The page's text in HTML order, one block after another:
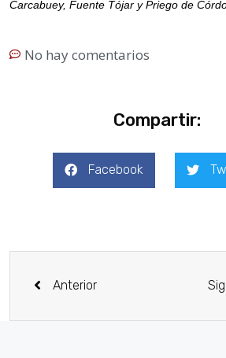
Carcabuey, Fuente Tójar y Priego de
No hay comentarios
Compartir:
Facebook
Anterior